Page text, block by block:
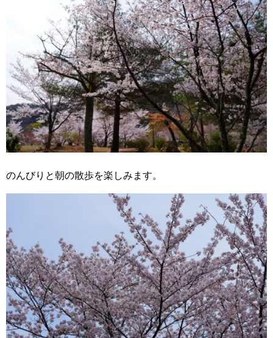
のんびりと朝の散歩を楽しみます。